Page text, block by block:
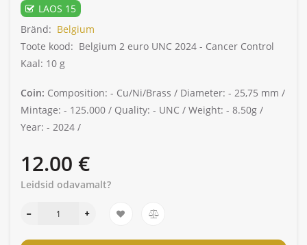
LAOS 15
Bränd: Belgium
Toote kood: Belgium 2 euro UNC 2024 - Cancer Control
Kaal: 10 g
Coin: Composition: - Cu/Ni/Brass / Diameter: - 25,75 mm /
Mintage: - 125.000 / Quality: - UNC / Weight: - 8.50g /
Year: - 2024 /
12.00 €
Leidsid odavamalt?